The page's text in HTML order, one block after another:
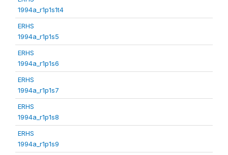
1994a_r1p1s1t4
ERHS
1994a_r1p1s5
ERHS
1994a_r1p1s6
ERHS
1994a_r1p1s7
ERHS
1994a_r1p1s8
ERHS
1994a_r1p1s9